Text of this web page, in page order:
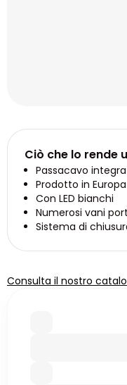
Ciò che lo rende
Passacavo
Prodotto in Europa
Con LED bianchi
Numerosi vani
Sistema di
Consulta il nostro